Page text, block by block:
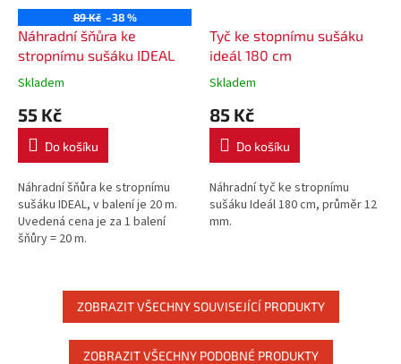
89 Kč –38 %
Náhradní šňůra ke
stropnímu sušáku IDEAL
Skladem
55 Kč
Do košíku
Náhradní šňůra ke stropnímu
sušáku IDEAL, v balení je 20 m.
Uvedená cena je za 1 balení
šňůry = 20 m.
Tyč ke stopnímu sušáku
ideál 180 cm
Skladem
85 Kč
Do košíku
Náhradní tyč ke stropnímu
sušáku Ideál 180 cm, průměr 12
mm.
ZOBRAZIT VŠECHNY SOUVISEJÍCÍ PRODUKTY
ZOBRAZIT VŠECHNY PODOBNÉ PRODUKTY